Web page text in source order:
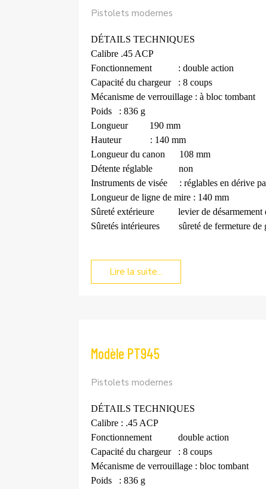
Pistolets modernes
DÉTAILS TECHNIQUES
Calibre .45 ACP
Fonctionnement
: double action
Capacité du chargeur
: 8 coups
Mécanisme de verrouillage : à bloc tombant
Poids
: 836 g
Longueur
190 mm
Hauteur
: 140 mm
Longueur du canon
108 mm
Détente réglable
non
Instruments de visée
: réglables en dérive
Longueur de ligne de mire : 140 mm
Sûreté extérieure
levier de désarmement
Sûretés intérieures
sûreté de fermeture de
Lire la suite...
Modèle PT945
Pistolets modernes
DÉTAILS TECHNIQUES
Calibre : .45 ACP
Fonctionnement
double action
Capacité du chargeur
: 8 coups
Mécanisme de verrouillage : bloc tombant
Poids
: 836 g